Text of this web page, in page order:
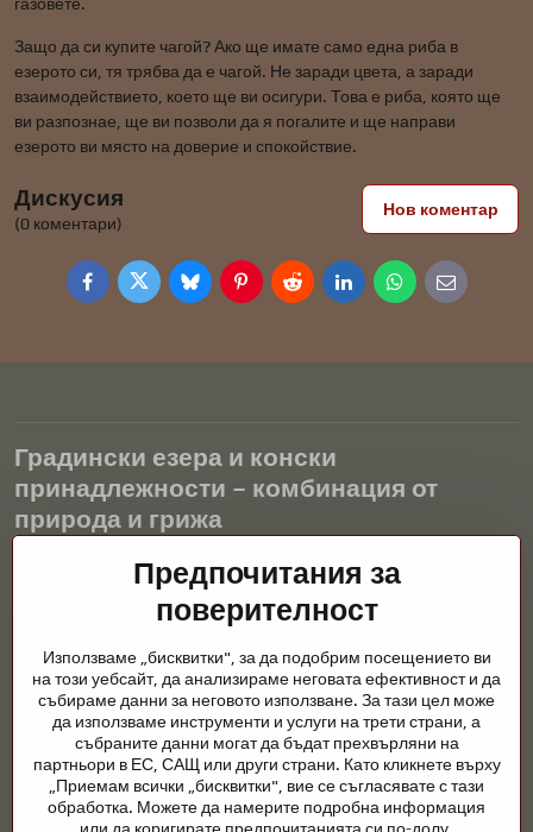
Защо да си купите чагой? Ако ще имате само една риба в
езерото си, тя трябва да е чагой. Не заради цвета, а заради
взаимодействието, което ще ви осигури. Това е риба, която ще
ви разпознае, ще ви позволи да я погалите и ще направи
езерото ви място на доверие и спокойствие.
Дискусия
(0 коментари)
Нов коментар
FacebookTwitterBlueskyPinterestRedditLinkedInWhatsApp
E-
mail
Градински езера и конски
принадлежности – комбинация от
природа и грижа
Градинските езера са красиво допълнение към всеки екстериор
и създават хармонична среда за релаксация и живот на водните
животни. Правилната технология, филтрацията и редовната
през цялата година. Също толкова важна е грижата за
животните, които са част от нашия живот.
Конете се нуждаят от висококачествени конски принадлежности,
правилно хранене и отговорни грижи, за да бъдат здрави, силни
и доволни. Независимо дали става въпрос за екипировка за
ездачи, развъдчици или любители на природата, целта е да се
създаде среда, която подкрепя естествения баланс,
Предпочитания за
поверителност
Използваме „бисквитки", за да подобрим посещението ви
на този уебсайт, да анализираме неговата ефективност и да
събираме данни за неговото използване. За тази цел може
да използваме инструменти и услуги на трети страни, а
събраните данни могат да бъдат прехвърляни на
партньори в ЕС, САЩ или други страни. Като кликнете върху
„Приемам всички „бисквитки", вие се съгласявате с тази
обработка. Можете да намерите подробна информация